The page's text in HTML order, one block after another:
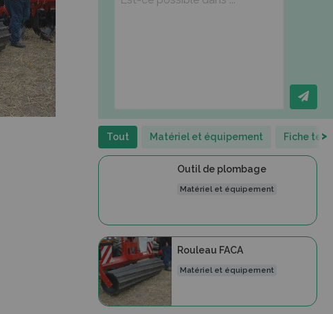
Tout Matériel et équipement Fiche >
Outil de plombage
Matériel et équipement
Rouleau FACA
Matériel et équipement